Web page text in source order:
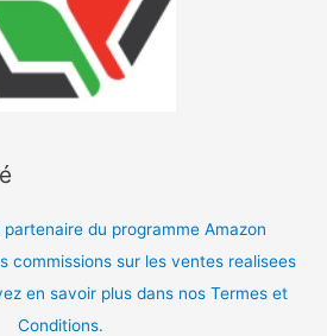
du programme Amazon
commissions sur les ventes realisees
en savoir plus dans nos Termes et
Conditions.